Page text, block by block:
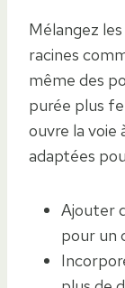
Mélangez
racines
même des
purée plus
ouvre la voie
adaptées
Ajouter
pour un